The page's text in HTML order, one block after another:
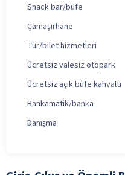
Snack bar/büfe
Çamaşırhane
Tur/bilet hizmetleri
Ücretsiz valesiz otopark
Ücretsiz açık büfe kahvaltı
Bankamatik/banka
Danışma